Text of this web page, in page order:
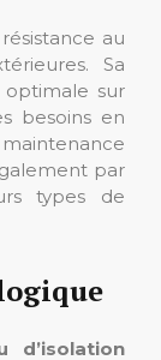
au
Sa
sur
besoins en
par
types de
d’isolation